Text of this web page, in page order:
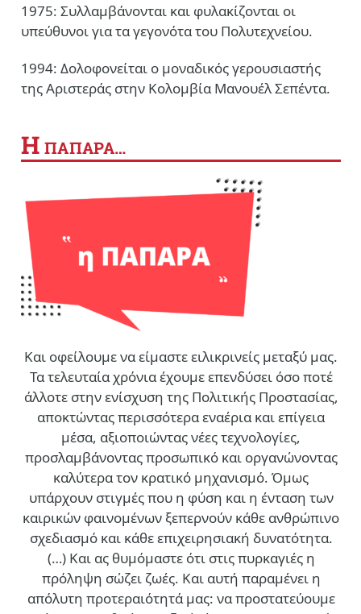
1975: Συλλαμβάνονται και φυλακίζονται οι
υπεύθυνοι για τα γεγονότα του Πολυτεχνείου.
1994: Δολοφονείται ο μοναδικός γερουσιαστής
της Αριστεράς στην Κολομβία Μανουέλ Σεπέντα.
Η ΠΑΠΑΡΑ…
Και οφείλουμε να είμαστε ειλικρινείς μεταξύ μας.
Τα τελευταία χρόνια έχουμε επενδύσει όσο ποτέ
άλλοτε στην ενίσχυση της Πολιτικής Προστασίας,
αποκτώντας περισσότερα εναέρια και επίγεια
μέσα, αξιοποιώντας νέες τεχνολογίες,
προσλαμβάνοντας προσωπικό και οργανώνοντας
καλύτερα τον κρατικό μηχανισμό. Όμως
υπάρχουν στιγμές που η φύση και η ένταση των
καιρικών φαινομένων ξεπερνούν κάθε ανθρώπινο
σχεδιασμό και κάθε επιχειρησιακή δυνατότητα.
(…) Και ας θυμόμαστε ότι στις πυρκαγιές η
πρόληψη σώζει ζωές. Και αυτή παραμένει η
απόλυτη προτεραιότητά μας: να προστατεύουμε